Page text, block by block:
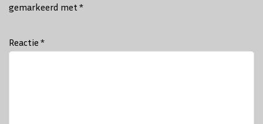
gemarkeerd met *
Reactie *